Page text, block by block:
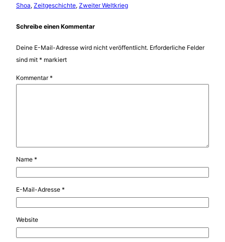
Shoa, Zeitgeschichte, Zweiter Weltkrieg
Schreibe einen Kommentar
Deine E-Mail-Adresse wird nicht veröffentlicht. Erforderliche Felder
sind mit * markiert
Kommentar*
Name *
E-Mail-Adresse *
Website